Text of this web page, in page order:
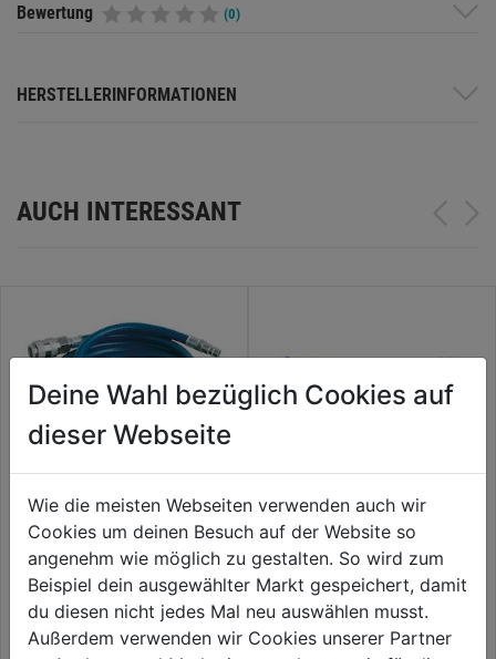
Bewertung (0)
HERSTELLERINFORMATIONEN
AUCH INTERESSANT
Druckluftschlauchset 10m
26,99€
Spiralschlauch m. Anschlüssen
Rilsan 10m DM 6x8mm
43,99€
Deine Wahl bezüglich Cookies auf
dieser Webseite
Wie die meisten Webseiten verwenden auch wir
Cookies um deinen Besuch auf der Website so
angenehm wie möglich zu gestalten. So wird zum
Beispiel dein ausgewählter Markt gespeichert, damit
du diesen nicht jedes Mal neu auswählen musst.
Außerdem verwenden wir Cookies unserer Partner